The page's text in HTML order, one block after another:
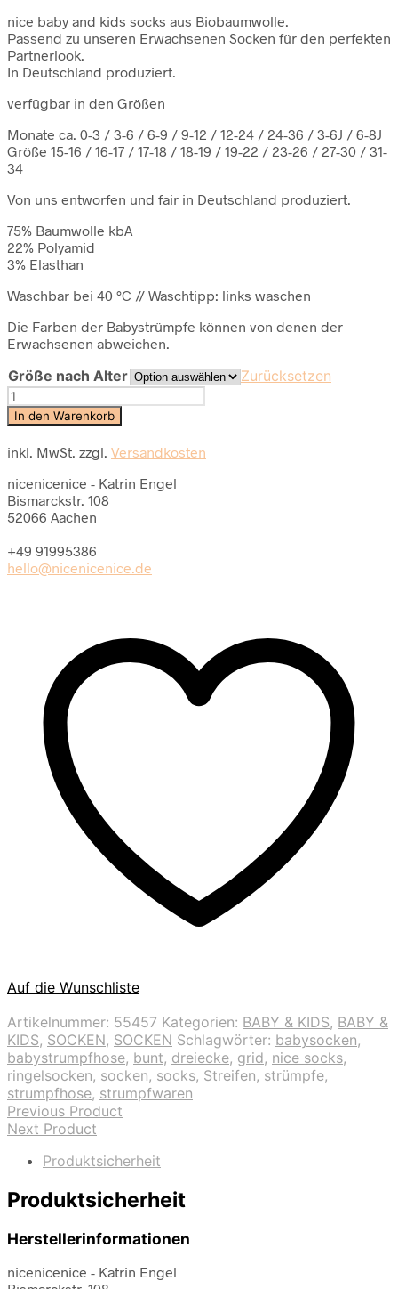
nice baby and kids socks aus Biobaumwolle.
Passend zu unseren Erwachsenen Socken für den perfekten
Partnerlook.
In Deutschland produziert.
verfügbar in den Größen
Monate ca. 0-3 / 3-6 / 6-9 / 9-12 / 12-24 / 24-36 / 3-6J / 6-8J
Größe 15-16 / 16-17 / 17-18 / 18-19 / 19-22 / 23-26 / 27-30 / 31-
34
Von uns entworfen und fair in Deutschland produziert.
75% Baumwolle kbA
22% Polyamid
3% Elasthan
Waschbar bei 40 °C // Waschtipp: links waschen
Die Farben der Babystrümpfe können von denen der
Erwachsenen abweichen.
Größe nach Alter
Zurücksetzen
Baby-
Kindersocken
diagonal
stripes
lilac
Menge
In den Warenkorb
inkl. MwSt. zzgl. Versandkosten
nicenicenice - Katrin Engel
Bismarckstr. 108
52066 Aachen
+49 91995386
hello@nicenicenice.de
Auf die Wunschliste
Artikelnummer: 55457 Kategorien: BABY & KIDS, BABY &
KIDS, SOCKEN, SOCKEN Schlagwörter: babysocken,
babystrumpfhose, bunt, dreiecke, grid, nice socks,
ringelsocken, socken, socks, Streifen, strümpfe,
strumpfhose, strumpfwaren
Previous Product
Next Product
Produktsicherheit
Produktsicherheit
Herstellerinformationen
nicenicenice - Katrin Engel